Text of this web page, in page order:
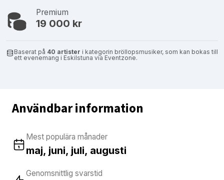
Premium
19 000 kr
Baserat på 40 artister i kategorin bröllopsmusiker, som kan bokas till
ett evenemang i Eskilstuna via Eventzone.
Användbar information
Mest populära månader
maj, juni, juli, augusti
Genomsnittlig svarstid